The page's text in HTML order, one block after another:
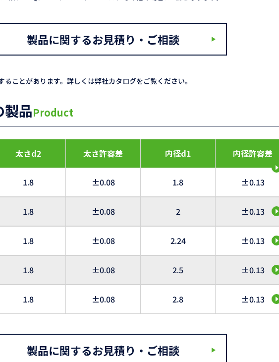
製品に関するお見積り・ご相談
ことがあります。詳しくは弊社カタログをご覧ください。
製品Product
太さd2 太さ許容差 内径d1 内径許容差
1.8 ±0.08 1.8 ±0.13
1.8 ±0.08 2 ±0.13
1.8 ±0.08 2.24 ±0.13
1.8 ±0.08 2.5 ±0.13
1.8 ±0.08 2.8 ±0.13
製品に関するお見積り・ご相談